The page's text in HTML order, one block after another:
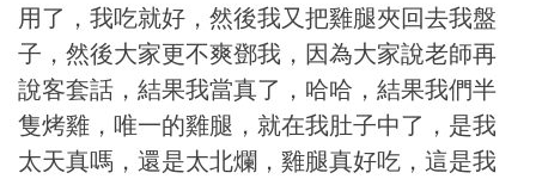
用了，我吃就好，然後我又把雞腿夾回去我盤
子，然後大家更不爽鄧我，因為大家說老師再
說客套話，結果我當真了，哈哈，結果我們半
隻烤雞，唯一的雞腿，就在我肚子中了，是我
太天真嗎，還是太北爛，雞腿真好吃，這是我